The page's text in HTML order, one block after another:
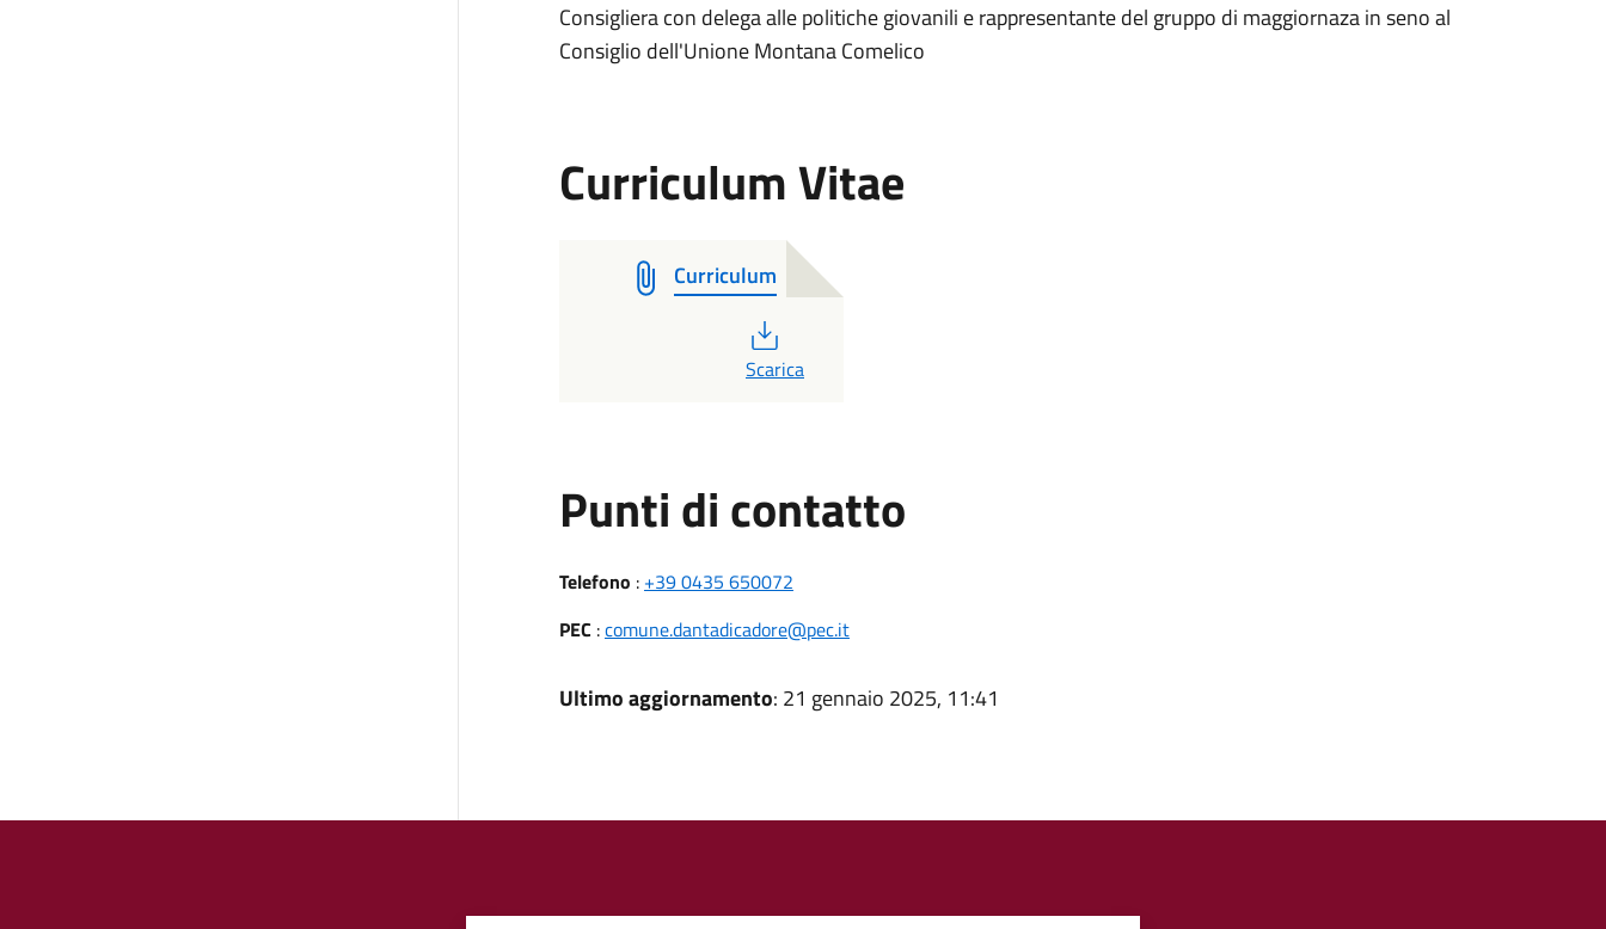
Consigliera con delega alle politiche giovanili e rappresentante del gruppo di maggiornaza in seno al
Consiglio dell'Unione Montana Comelico
Curriculum Vitae
Curriculum
PDF
Scarica
Punti di contatto
Telefono : +39 0435 650072
PEC :comune.dantadicadore@pec.it
Ultimo aggiornamento: 21 gennaio 2025, 11:41